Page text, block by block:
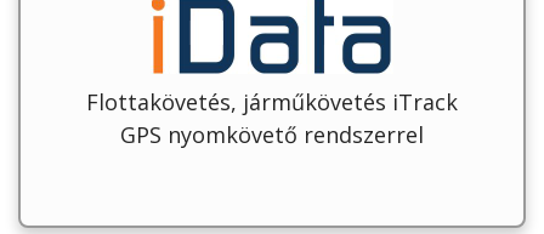
Flottakövetés, járműkövetés iTrack
GPS nyomkövető rendszerrel